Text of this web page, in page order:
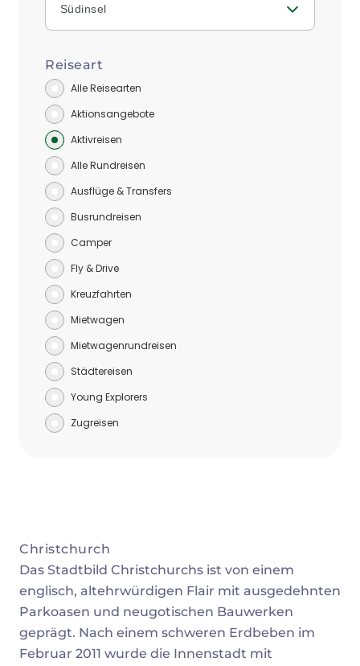
Südinsel
Reiseart
Alle Reisearten
Aktionsangebote
Aktivreisen
Alle Rundreisen
Ausflüge & Transfers
Busrundreisen
Camper
Fly & Drive
Kreuzfahrten
Mietwagen
Mietwagenrundreisen
Städtereisen
Young Explorers
Zugreisen
Christchurch
Das Stadtbild Christchurchs ist von einem
englisch, altehrwürdigen Flair mit ausgedehnten
Parkoasen und neugotischen Bauwerken
geprägt. Nach einem schweren Erdbeben im
Februar 2011 wurde die Innenstadt mit